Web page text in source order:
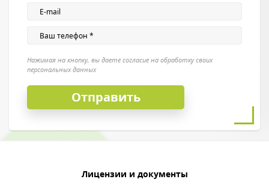
Нажимая на кнопку, вы даете согласие на обработку своих
персональных данных
Лицензии и документы